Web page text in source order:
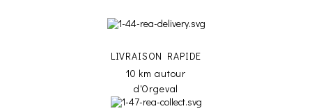
LIVRAISON RAPIDE
10 km autour
d'Orgeval